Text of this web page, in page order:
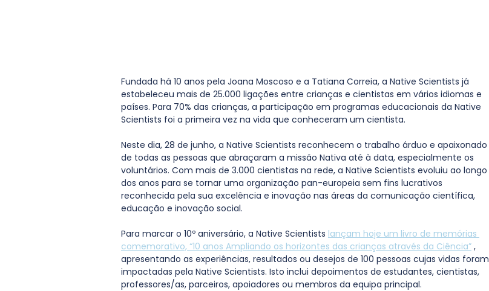
Fundada há 10 anos pela Joana Moscoso e a Tatiana Correia, a Native Scientists já
estabeleceu mais de 25.000 ligações entre crianças e cientistas em vários idiomas e
países. Para 70% das crianças, a participação em programas educacionais da Native
Scientists foi a primeira vez na vida que conheceram um cientista.
Neste dia, 28 de junho, a Native Scientists reconhecem o trabalho árduo e apaixonado
de todas as pessoas que abraçaram a missão Nativa até à data, especialmente os
voluntários. Com mais de 3.000 cientistas na rede, a Native Scientists evoluiu ao longo
dos anos para se tornar uma organização pan-europeia sem fins lucrativos
reconhecida pela sua excelência e inovação nas áreas da comunicação científica,
educação e inovação social.
Para marcar o 10º aniversário, a Native Scientists lançam hoje um livro de memórias
comemorativo, “10 anos Ampliando os horizontes das crianças através da Ciência” ,
apresentando as experiências, resultados ou desejos de 100 pessoas cujas vidas foram
impactadas pela Native Scientists. Isto inclui depoimentos de estudantes, cientistas,
professores/as, parceiros, apoiadores ou membros da equipa principal.